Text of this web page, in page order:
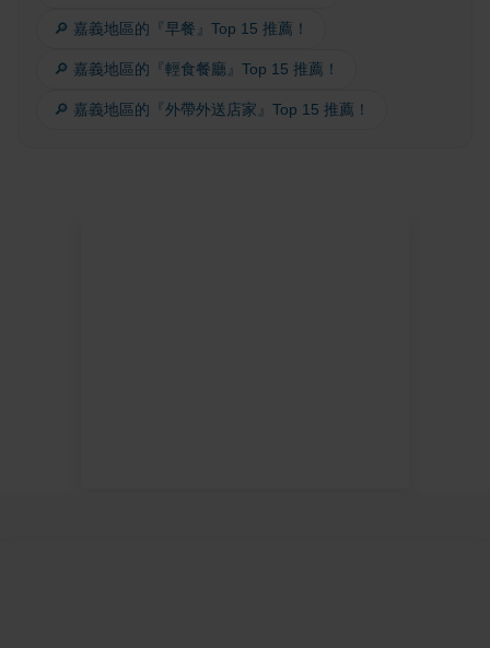
🔎 嘉義地區的『早餐』Top 15 推薦！
🔎 嘉義地區的『輕食餐廳』Top 15 推薦！
🔎 嘉義地區的『外帶外送店家』Top 15 推薦！